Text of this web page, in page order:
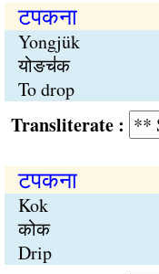
टपकना
Yongjük
योङच॑क
To drop
:
टपकना
Kok
कोक
Drip